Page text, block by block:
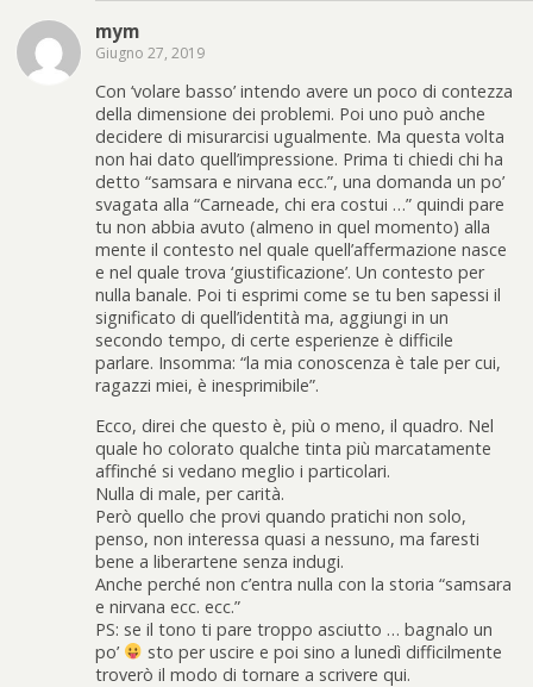
mym
Giugno 27, 2019
Con ‘volare basso’ intendo avere un poco di contezza
della dimensione dei problemi. Poi uno può anche
decidere di misurarcisi ugualmente. Ma questa volta
non hai dato quell’impressione. Prima ti chiedi chi ha
detto “samsara e nirvana ecc.”, una domanda un po’
svagata alla “Carneade, chi era costui …” quindi pare
tu non abbia avuto (almeno in quel momento) alla
mente il contesto nel quale quell’affermazione nasce
e nel quale trova ‘giustificazione’. Un contesto per
nulla banale. Poi ti esprimi come se tu ben sapessi il
significato di quell’identità ma, aggiungi in un
secondo tempo, di certe esperienze è difficile
parlare. Insomma: “la mia conoscenza è tale per cui,
ragazzi miei, è inesprimibile”.
Ecco, direi che questo è, più o meno, il quadro. Nel
quale ho colorato qualche tinta più marcatamente
affinché si vedano meglio i particolari.
Nulla di male, per carità.
Però quello che provi quando pratichi non solo,
penso, non interessa quasi a nessuno, ma faresti
bene a liberartene senza indugi.
Anche perché non c’entra nulla con la storia “samsara
e nirvana ecc. ecc.”
PS: se il tono ti pare troppo asciutto … bagnalo un
po’
sto per uscire e poi sino a lunedì difficilmente
troverò il modo di tornare a scrivere qui.